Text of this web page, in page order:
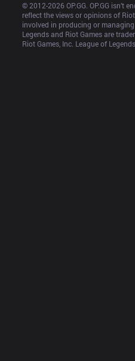
© 2012-2026 OP.GG. OP.GG isn’t
reflect the views or opinions of
involved in producing or
Legends and Riot Games are
Riot Games, Inc. League of